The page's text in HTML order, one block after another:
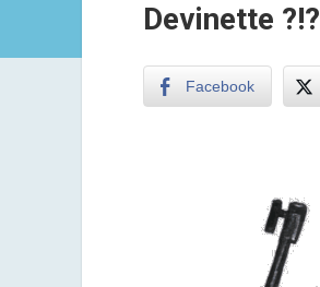
Devinette ?!?
Facebook